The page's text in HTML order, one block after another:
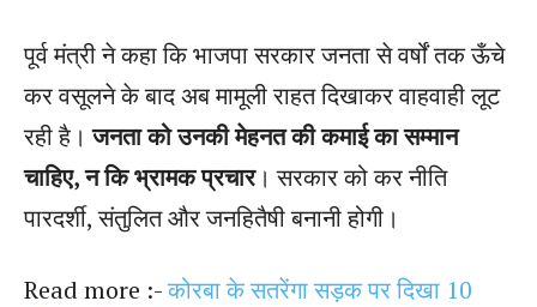
पूर्व मंत्री ने कहा कि भाजपा सरकार जनता से वर्षों तक ऊँचे
कर वसूलने के बाद अब मामूली राहत दिखाकर वाहवाही लूट
रही है।जनता को उनकी मेहनत की कमाई का सम्मान
चाहिए, न कि भ्रामक प्रचार। सरकार को कर नीति
पारदर्शी, संतुलित और जनहितैषी बनानी होगी।
Read more :-कोरबा के सतरेंगा सड़क पर दिखा 10